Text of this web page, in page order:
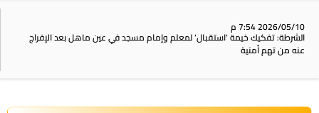
2026/05/10 7:54 م
الشرطة: تفكيك خيمة ‘استقبال‘ لمعلم وإمام مسجد في عين ماهل بعد الإفراج
عنه من تهم أمنية